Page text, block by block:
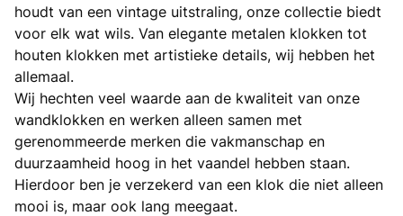
houdt van een vintage uitstraling, onze collectie biedt
voor elk wat wils. Van elegante metalen klokken tot
houten klokken met artistieke details, wij hebben het
allemaal.
Wij hechten veel waarde aan de kwaliteit van onze
wandklokken en werken alleen samen met
gerenommeerde merken die vakmanschap en
duurzaamheid hoog in het vaandel hebben staan.
Hierdoor ben je verzekerd van een klok die niet alleen
mooi is, maar ook lang meegaat.